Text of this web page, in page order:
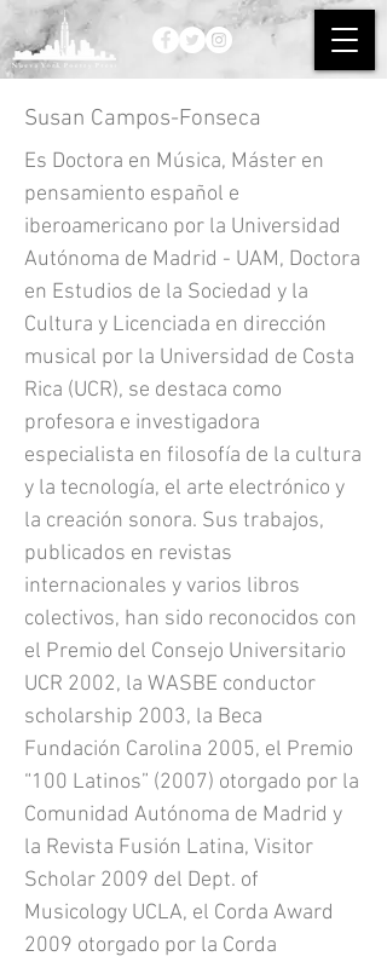
Susan Campos-Fonseca
Es Doctora en Música, Máster en
pensamiento español e
iberoamericano por la Universidad
Autónoma de Madrid - UAM, Doctora
en Estudios de la Sociedad y la
Cultura y Licenciada en dirección
musical por la Universidad de Costa
Rica (UCR), se destaca como
profesora e investigadora
especialista en filosofía de la cultura
y la tecnología, el arte electrónico y
la creación sonora. Sus trabajos,
publicados en revistas
internacionales y varios libros
colectivos, han sido reconocidos con
el Premio del Consejo Universitario
UCR 2002, la WASBE conductor
scholarship 2003, la Beca
Fundación Carolina 2005, el Premio
“100 Latinos” (2007) otorgado por la
Comunidad Autónoma de Madrid y
la Revista Fusión Latina, Visitor
Scholar 2009 del Dept. of
Musicology UCLA, el Corda Award
2009 otorgado por la Corda